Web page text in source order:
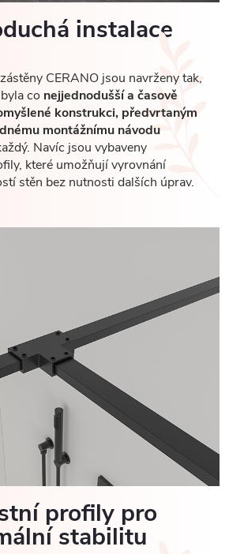
instalace
CERANO jsou navrženy tak,
co nejjednodušší a časově
konstrukci, předvrtaným
montážnímu návodu
Navíc jsou vybaveny
které umožňují vyrovnání
stěn bez nutnosti dalších úprav.
profily pro
stabilitu